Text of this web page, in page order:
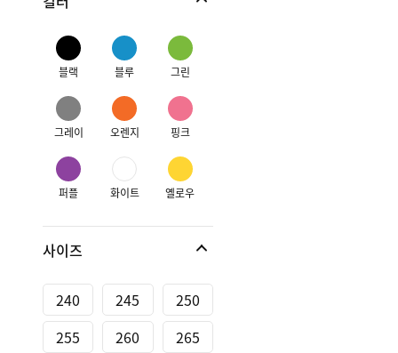
블랙 블루 그린
그레이 오렌지 핑크
퍼플 화이트 옐로우
사이즈
240 245
250
255
260
265